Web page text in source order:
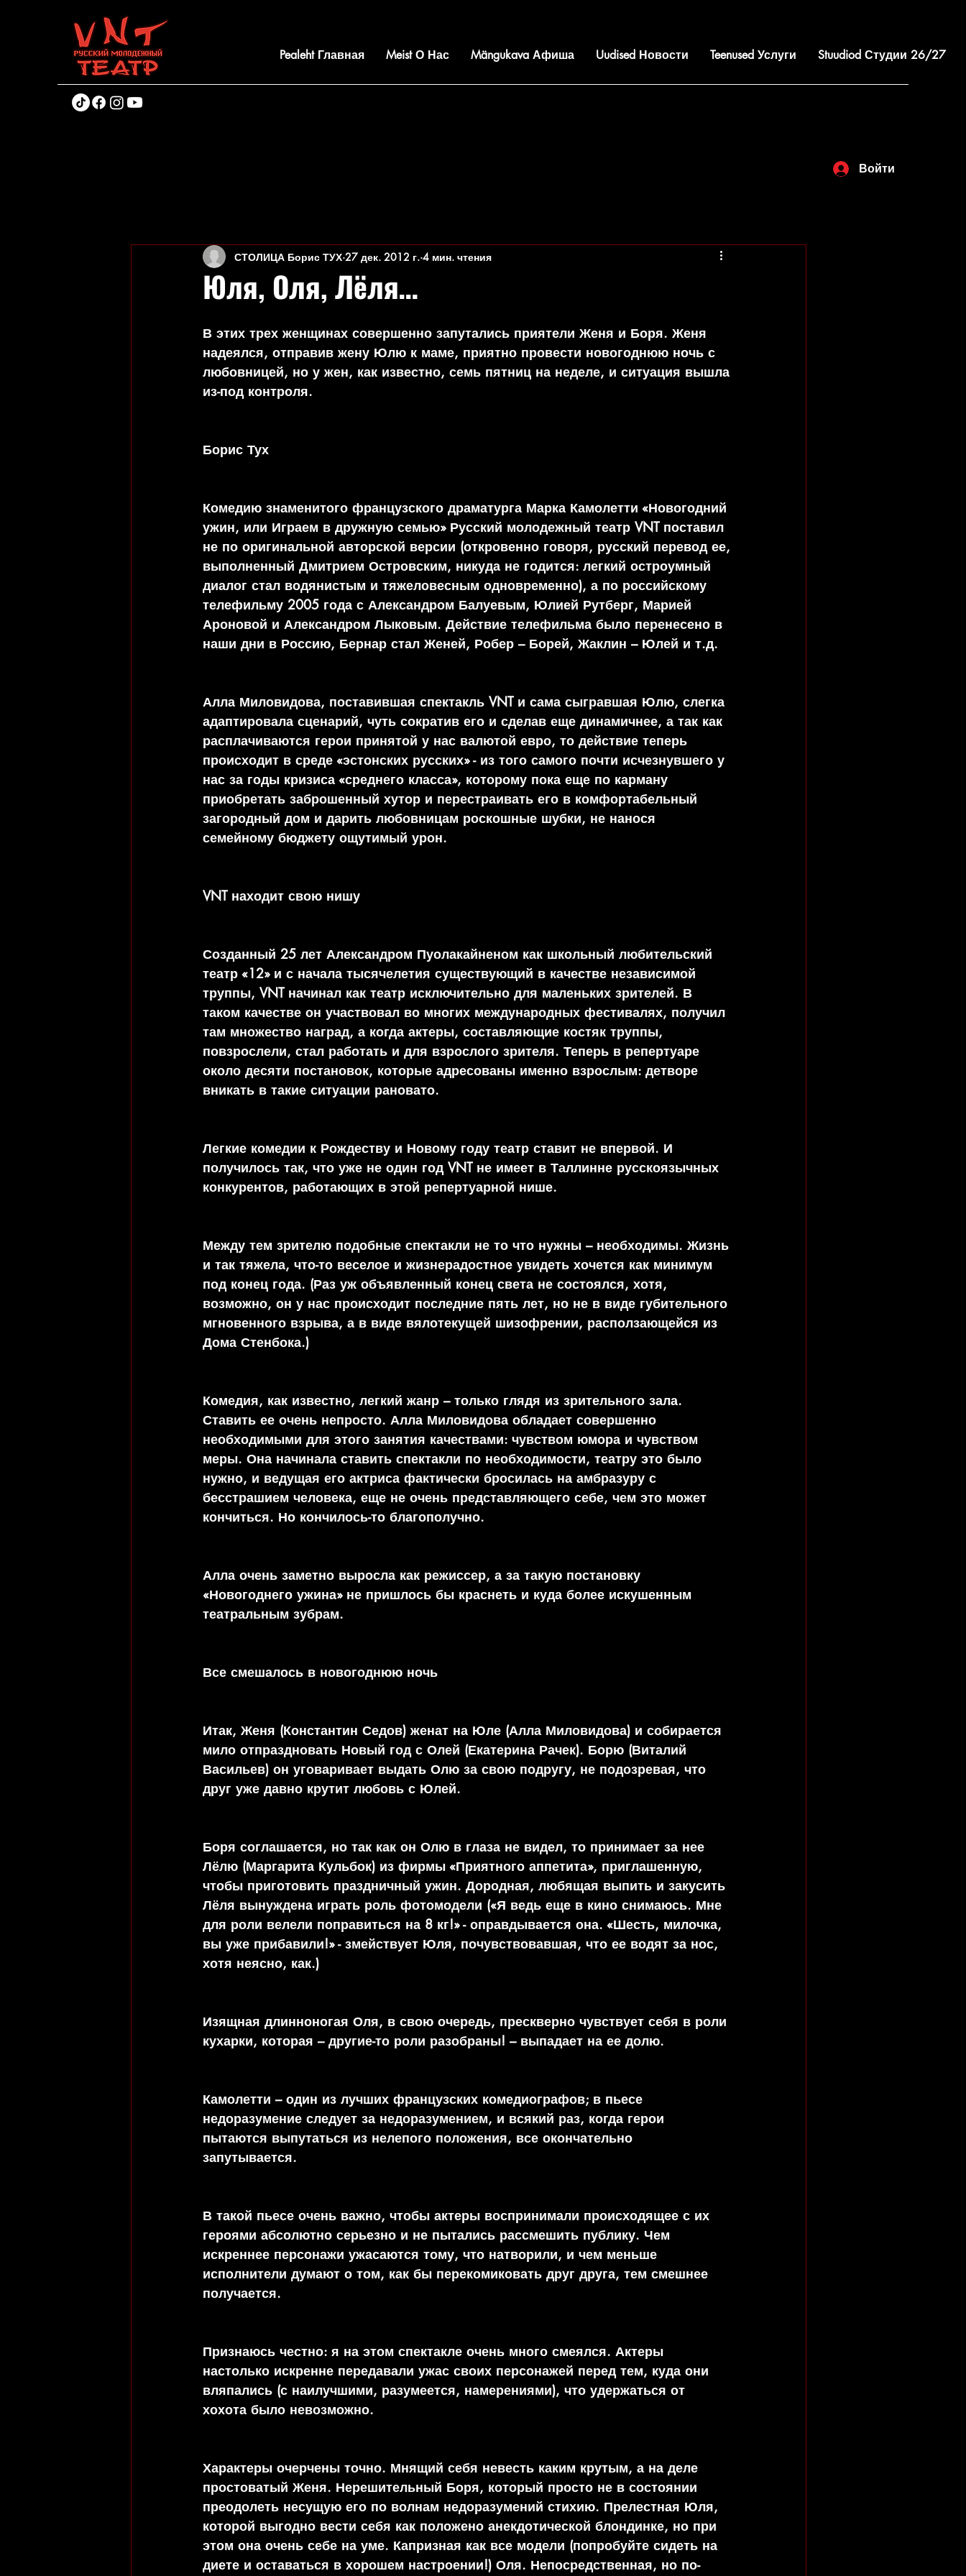
Pealeht Главная Meist О Нас Mängukava Афиша Uudised Новости Teenused Услуги Stuudiod Студии 26/27
Войти
Юля, Оля, Лёля…
СТОЛИЦА Борис ТУХ 27 дек. 2012 г. 4 мин. чтения
В этих трех женщинах совершенно запутались приятели Женя и Боря. Женя
надеялся, отправив жену Юлю к маме, приятно провести новогоднюю ночь с
любовницей, но у жен, как известно, семь пятниц на неделе, и ситуация вышла
из-под контроля.
Борис Тух
Комедию знаменитого французского драматурга Марка Камолетти «Новогодний
ужин, или Играем в дружную семью» Русский молодежный театр VNT поставил
не по оригинальной авторской версии (откровенно говоря, русский перевод ее,
выполненный Дмитрием Островским, никуда не годится: легкий остроумный
диалог стал водянистым и тяжеловесным одновременно), а по российскому
телефильму 2005 года с Александром Балуевым, Юлией Рутберг, Марией
Ароновой и Александром Лыковым. Действие телефильма было перенесено в
наши дни в Россию, Бернар стал Женей, Робер – Борей, Жаклин – Юлей и т.д.
Алла Миловидова, поставившая спектакль VNT и сама сыгравшая Юлю, слегка
адаптировала сценарий, чуть сократив его и сделав еще динамичнее, а так как
расплачиваются герои принятой у нас валютой евро, то действие теперь
происходит в среде «эстонских русских» - из того самого почти исчезнувшего у
нас за годы кризиса «среднего класса», которому пока еще по карману
приобретать заброшенный хутор и перестраивать его в комфортабельный
загородный дом и дарить любовницам роскошные шубки, не нанося
семейному бюджету ощутимый урон.
VNT находит свою нишу
Созданный 25 лет Александром Пуолакайненом как школьный любительский
театр «12» и с начала тысячелетия существующий в качестве независимой
труппы, VNT начинал как театр исключительно для маленьких зрителей. В
таком качестве он участвовал во многих международных фестивалях, получил
там множество наград, а когда актеры, составляющие костяк труппы,
повзрослели, стал работать и для взрослого зрителя. Теперь в репертуаре
около десяти постановок, которые адресованы именно взрослым: детворе
вникать в такие ситуации рановато.
Легкие комедии к Рождеству и Новому году театр ставит не впервой. И
получилось так, что уже не один год VNT не имеет в Таллинне русскоязычных
конкурентов, работающих в этой репертуарной нише.
Между тем зрителю подобные спектакли не то что нужны – необходимы. Жизнь
и так тяжела, что-то веселое и жизнерадостное увидеть хочется как минимум
под конец года. (Раз уж объявленный конец света не состоялся, хотя,
возможно, он у нас происходит последние пять лет, но не в виде губительного
мгновенного взрыва, а в виде вялотекущей шизофрении, расползающейся из
Дома Стенбока.)
Комедия, как известно, легкий жанр – только глядя из зрительного зала.
Ставить ее очень непросто. Алла Миловидова обладает совершенно
необходимыми для этого занятия качествами: чувством юмора и чувством
меры. Она начинала ставить спектакли по необходимости, театру это было
нужно, и ведущая его актриса фактически бросилась на амбразуру с
бесстрашием человека, еще не очень представляющего себе, чем это может
кончиться. Но кончилось-то благополучно.
Алла очень заметно выросла как режиссер, а за такую постановку
«Новогоднего ужина» не пришлось бы краснеть и куда более искушенным
театральным зубрам.
Все смешалось в новогоднюю ночь
Итак, Женя (Константин Седов) женат на Юле (Алла Миловидова) и собирается
мило отпраздновать Новый год с Олей (Екатерина Рачек). Борю (Виталий
Васильев) он уговаривает выдать Олю за свою подругу, не подозревая, что
друг уже давно крутит любовь с Юлей.
Боря соглашается, но так как он Олю в глаза не видел, то принимает за нее
Лёлю (Маргарита Кульбок) из фирмы «Приятного аппетита», приглашенную,
чтобы приготовить праздничный ужин. Дородная, любящая выпить и закусить
Лёля вынуждена играть роль фотомодели («Я ведь еще в кино снимаюсь. Мне
для роли велели поправиться на 8 кг!» - оправдывается она. «Шесть, милочка,
вы уже прибавили!» - змействует Юля, почувствовавшая, что ее водят за нос,
хотя неясно, как.)
Изящная длинноногая Оля, в свою очередь, прескверно чувствует себя в роли
кухарки, которая – другие-то роли разобраны! – выпадает на ее долю.
Камолетти – один из лучших французских комедиографов; в пьесе
недоразумение следует за недоразумением, и всякий раз, когда герои
пытаются выпутаться из нелепого положения, все окончательно
запутывается.
В такой пьесе очень важно, чтобы актеры воспринимали происходящее с их
героями абсолютно серьезно и не пытались рассмешить публику. Чем
искреннее персонажи ужасаются тому, что натворили, и чем меньше
исполнители думают о том, как бы перекомиковать друг друга, тем смешнее
получается.
Признаюсь честно: я на этом спектакле очень много смеялся. Актеры
настолько искренне передавали ужас своих персонажей перед тем, куда они
вляпались (с наилучшими, разумеется, намерениями), что удержаться от
хохота было невозможно.
Характеры очерчены точно. Мнящий себя невесть каким крутым, а на деле
простоватый Женя. Нерешительный Боря, который просто не в состоянии
преодолеть несущую его по волнам недоразумений стихию. Прелестная Юля,
которой выгодно вести себя как положено анекдотической блондинке, но при
этом она очень себе на уме. Капризная как все модели (попробуйте сидеть на
диете и оставаться в хорошем настроении!) Оля. Непосредственная, но по-